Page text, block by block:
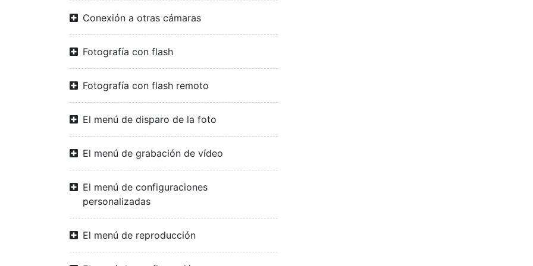
Conexión a otras cámaras
Fotografía con flash
Fotografía con flash remoto
El menú de disparo de la foto
El menú de grabación de vídeo
El menú de configuraciones
personalizadas
El menú de reproducción